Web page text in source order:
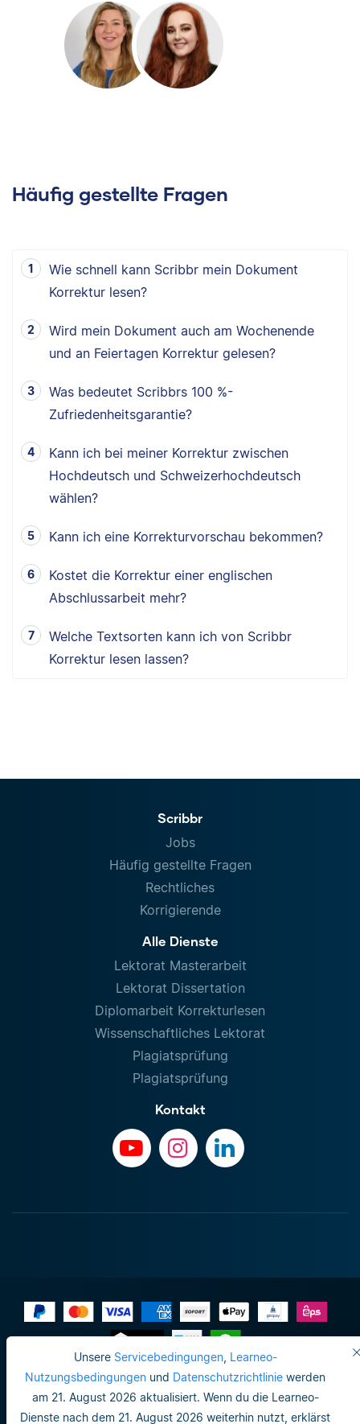
Unsere Servicebedingungen, Learneo-
Nutzungsbedingungen und Datenschutzrichtlinie werden
am 21. August 2026 aktualisiert. Wenn du die Learneo-
Dienste nach dem 21. August 2026 weiterhin nutzt, erklärst
Häufig gestellte Fragen
Wie schnell kann Scribbr mein Dokument
Korrektur lesen?
Wird mein Dokument auch am Wochenende
und an Feiertagen Korrektur gelesen?
Was bedeutet Scribbrs 100 %-
Zufriedenheitsgarantie?
Kann ich bei meiner Korrektur zwischen
Hochdeutsch und Schweizerhochdeutsch
wählen?
Kann ich eine Korrekturvorschau bekommen?
Kostet die Korrektur einer englischen
Abschlussarbeit mehr?
Welche Textsorten kann ich von Scribbr
Korrektur lesen lassen?
Scribbr
Jobs
Häufig gestellte Fragen
Rechtliches
Korrigierende
Alle Dienste
Lektorat Masterarbeit
Lektorat Dissertation
Diplomarbeit Korrekturlesen
Wissenschaftliches Lektorat
Plagiatsprüfung
Plagiatsprüfung
Kontakt
Impressum
Datenschutzrichtlinie